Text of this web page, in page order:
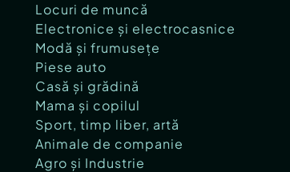
Locuri de muncă
Electronice și electrocasnice
Modă și frumusețe
Piese auto
Casă și grădină
Mama și copilul
Sport, timp liber, artă
Animale de companie
Agro și Industrie